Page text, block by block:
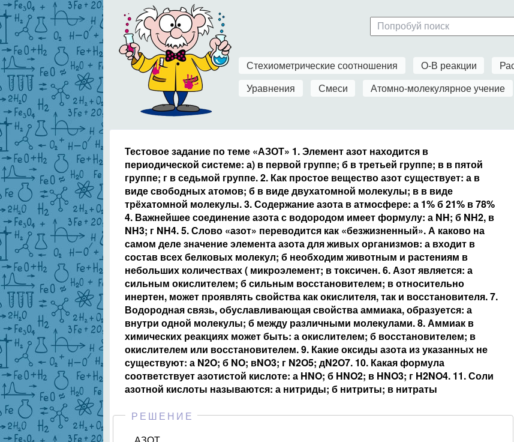
Стехиометрические соотношения О-В реакции
Уравнения
Смеси Атомно-молекулярное учение
Тестовое задание по теме «АЗОТ» 1. Элемент азот находится в
периодической системе: а) в первой группе; б в третьей группе; в в пятой
группе; г в седьмой группе. 2. Как простое вещество азот существует: а в
виде свободных атомов; б в виде двухатомной молекулы; в в виде
трёхатомной молекулы. 3. Содержание азота в атмосфере: а 1% б 21% в 78%
4. Важнейшее соединение азота с водородом имеет формулу: а NH; б NH2, в
NH3; г NH4. 5. Слово «азот» переводится как «безжизненный». А каково на
самом деле значение элемента азота для живых организмов: а входит в
состав всех белковых молекул; б необходим животным и растениям в
небольших количествах ( микроэлемент; в токсичен. 6. Азот является: а
сильным окислителем; б сильным восстановителем; в относительно
инертен, может проявлять свойства как окислителя, так и восстановителя. 7.
Водородная связь, обуславливающая свойства аммиака, образуется: а
внутри одной молекулы; б между различными молекулами. 8. Аммиак в
химических реакциях может быть: а окислителем; б восстановителем; в
окислителем или восстановителем. 9. Какие оксиды азота из указанных не
существуют: а N2O; б NO; вNO3; г N2O5; дN2O7. 10. Какая формула
соответствует азотистой кислоте: а HNO; б HNO2; в HNO3; г H2NO4. 11. Соли
азотной кислоты называются: а нитриды; б нитриты; в нитраты
РЕШЕНИЕ